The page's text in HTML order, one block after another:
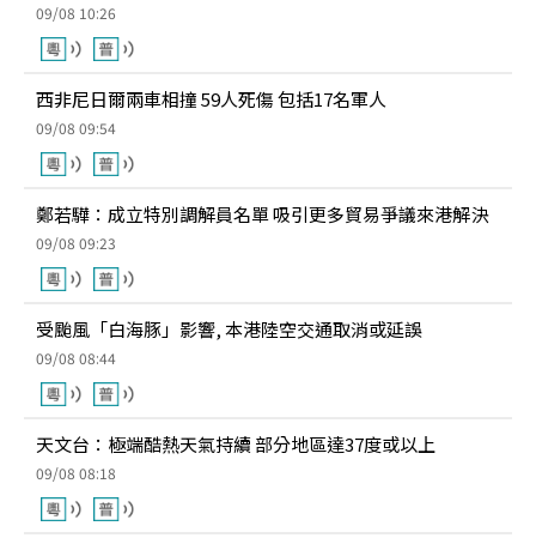
09/08 10:26
西非尼日爾兩車相撞 59人死傷 包括17名軍人
09/08 09:54
鄭若驊：成立特別調解員名單 吸引更多貿易爭議來港解決
09/08 09:23
受颱風「白海豚」影響, 本港陸空交通取消或延誤
09/08 08:44
天文台：極端酷熱天氣持續 部分地區達37度或以上
09/08 08:18